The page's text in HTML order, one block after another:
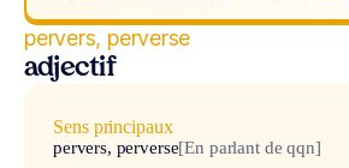
pervers, perverse
adjectif
Sens principaux
pervers, perverse[En parlant de qqn]